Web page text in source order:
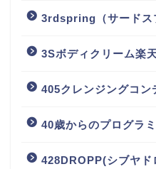
3rdspring（サードス
3Sボディクリーム楽
405クレンジングコン
40歳からのプログラ
428DROPP(シブヤド